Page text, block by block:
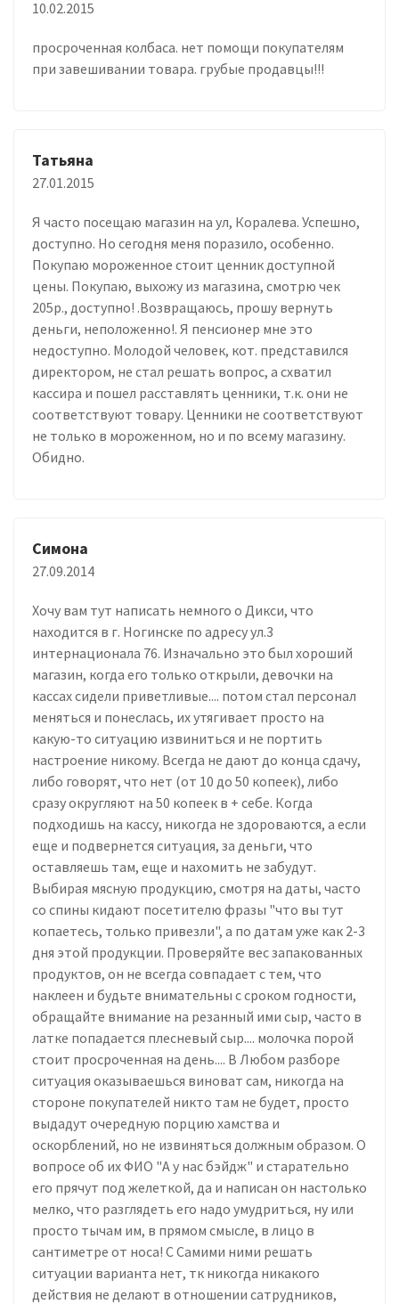
10.02.2015
просроченная колбаса. нет помощи покупателям
при завешивании товара. грубые продавцы!!!
Татьяна
27.01.2015
Я часто посещаю магазин на ул, Коралева. Успешно,
доступно. Но сегодня меня поразило, особенно.
Покупаю мороженное стоит ценник доступной
цены. Покупаю, выхожу из магазина, смотрю чек
205р., доступно! .Возвращаюсь, прошу вернуть
деньги, неположенно!. Я пенсионер мне это
недоступно. Молодой человек, кот. представился
директором, не стал решать вопрос, а схватил
кассира и пошел расставлять ценники, т.к. они не
соответствуют товару. Ценники не соответствуют
не только в мороженном, но и по всему магазину.
Обидно.
Симона
27.09.2014
Хочу вам тут написать немного о Дикси, что
находится в г. Ногинске по адресу ул.3
интернационала 76. Изначально это был хороший
магазин, когда его только открыли, девочки на
кассах сидели приветливые.... потом стал персонал
меняться и понеслась, их утягивает просто на
какую-то ситуацию извиниться и не портить
настроение никому. Всегда не дают до конца сдачу,
либо говорят, что нет (от 10 до 50 копеек), либо
сразу округляют на 50 копеек в + себе. Когда
подходишь на кассу, никогда не здороваются, а если
еще и подвернется ситуация, за деньги, что
оставляешь там, еще и нахомить не забудут.
Выбирая мясную продукцию, смотря на даты, часто
со спины кидают посетителю фразы "что вы тут
копаетесь, только привезли", а по датам уже как 2-3
дня этой продукции. Проверяйте вес запакованных
продуктов, он не всегда совпадает с тем, что
наклеен и будьте внимательны с сроком годности,
обращайте внимание на резанный ими сыр, часто в
латке попадается плесневый сыр.... молочка порой
стоит просроченная на день.... В Любом разборе
ситуация оказываешься виноват сам, никогда на
стороне покупателей никто там не будет, просто
выдадут очередную порцию хамства и
оскорблений, но не извиняться должным образом. О
вопросе об их ФИО "А у нас бэйдж" и старательно
его прячут под желеткой, да и написан он настолько
мелко, что разглядеть его надо умудриться, ну или
просто тычам им, в прямом смысле, в лицо в
сантиметре от носа! С Самими ними решать
ситуации варианта нет, тк никогда никакого
действия не делают в отношении сатрудников,